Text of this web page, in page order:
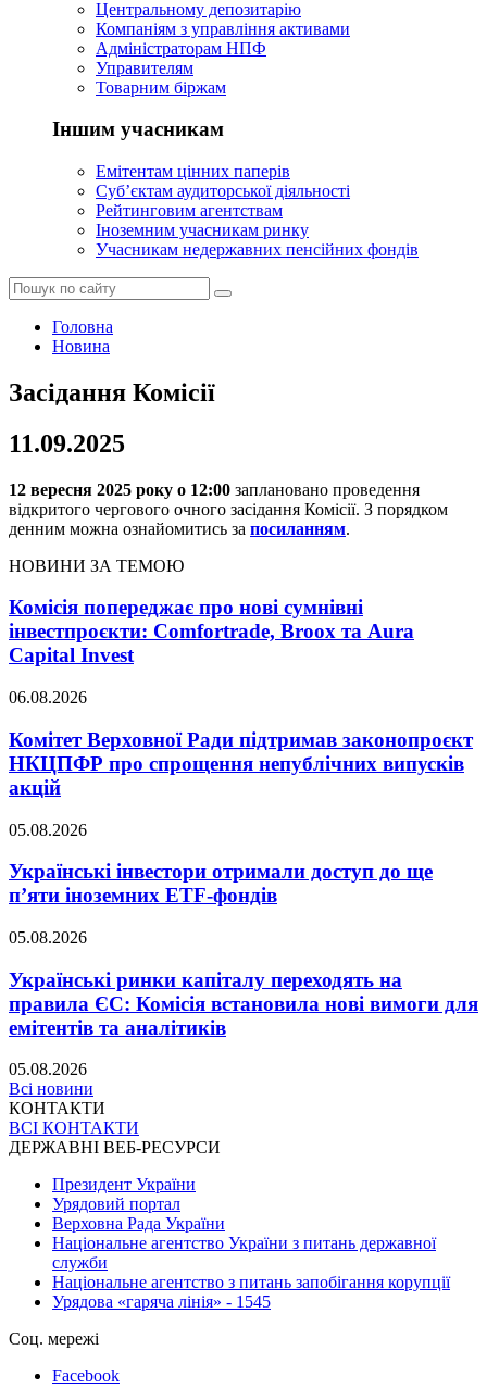
Центральному депозитарію
Компаніям з управління активами
Адміністраторам НПФ
Управителям
Товарним біржам
Іншим учасникам
Емітентам цінних паперів
Суб’єктам аудиторської діяльності
Рейтинговим агентствам
Іноземним учасникам ринку
Учасникам недержавних пенсійних фондів
Головна
Новина
Засідання Комісії
11.09.2025
12 вересня 2025 року о 12:00 заплановано проведення
відкритого чергового очного засідання Комісії. З порядком
денним можна ознайомитись за посиланням.
НОВИНИ ЗА ТЕМОЮ
Комісія попереджає про нові сумнівні
інвестпроєкти: Comfortrade, Broox та Aura
Capital Invest
06.08.2026
Комітет Верховної Ради підтримав законопроєкт
НКЦПФР про спрощення непублічних випусків
акцій
05.08.2026
Українські інвестори отримали доступ до ще
п’яти іноземних ETF-фондів
05.08.2026
Українські ринки капіталу переходять на
правила ЄС: Комісія встановила нові вимоги для
емітентів та аналітиків
05.08.2026
Всі новини
КОНТАКТИ
ВСІ КОНТАКТИ
ДЕРЖАВНІ ВЕБ-РЕСУРСИ
Президент України
Урядовий портал
Верховна Рада України
Національне агентство України з питань державної
служби
Національне агентство з питань запобігання корупції
Урядова «гаряча лінія» - 1545
Соц. мережі
Facebook